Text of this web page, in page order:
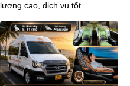
lượng cao, dịch vụ tốt